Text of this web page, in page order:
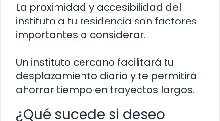
La proximidad y accesibilidad del
instituto a tu residencia son factores
importantes a considerar.
Un instituto cercano facilitará tu
desplazamiento diario y te permitirá
ahorrar tiempo en trayectos largos.
¿Qué sucede si deseo